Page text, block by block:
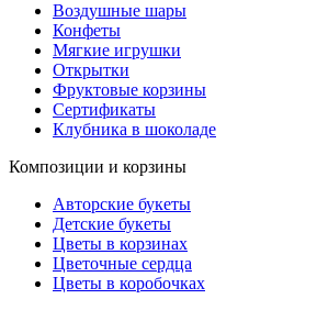
Воздушные шары
Конфеты
Мягкие игрушки
Открытки
Фруктовые корзины
Сертификаты
Клубника в шоколаде
Композиции и корзины
Авторские букеты
Детские букеты
Цветы в корзинах
Цветочные сердца
Цветы в коробочках